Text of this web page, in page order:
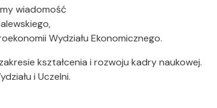
wiadomość
Wydziału Ekonomicznego.
kształcenia i rozwoju kadry naukowej.
i Uczelni.